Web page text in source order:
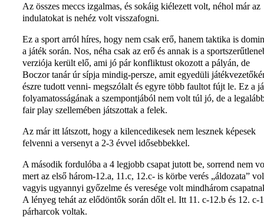
Az összes meccs izgalmas, és sokáig kiélezett volt, néhol már az
indulatokat is nehéz volt visszafogni.
Ez a sport arról híres, hogy nem csak erő, hanem taktika is
a játék során. Nos, néha csak az erő és annak is a
verziója került elő, ami jó pár konfliktust okozott a pályán, de
Boczor tanár úr sípja mindig-persze, amit egyedüli
észre tudott venni- megszólalt és egyre több faultot fújt le. Ez a
folyamatosságának a szempontjából nem volt túl jó, de a
fair play szellemében játszottak a felek.
Az már itt látszott, hogy a kilencedikesek nem lesznek képesek
felvenni a versenyt a 2-3 évvel idősebbekkel.
A második fordulóba a 4 legjobb csapat jutott be, sorrend nem
mert az első három-12.a, 11.c, 12.c- is körbe verés „áldozata”
vagyis ugyannyi győzelme és veresége volt mindhárom
A lényeg tehát az elődöntők során dőlt el. Itt 11. c-12.b és 12. c-
párharcok voltak.